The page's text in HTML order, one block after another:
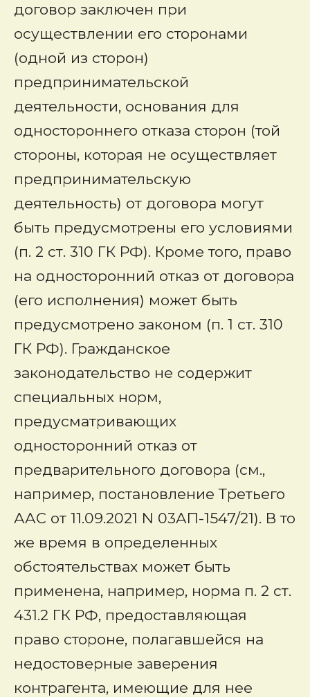
договор заключен при
осуществлении его сторонами
(одной из сторон)
предпринимательской
деятельности, основания для
одностороннего отказа сторон (той
стороны, которая не осуществляет
предпринимательскую
деятельность) от договора могут
быть предусмотрены его условиями
(п. 2 ст. 310 ГК РФ). Кроме того, право
на односторонний отказ от договора
(его исполнения) может быть
предусмотрено законом (п. 1 ст. 310
ГК РФ). Гражданское
законодательство не содержит
специальных норм,
предусматривающих
односторонний отказ от
предварительного договора (см.,
например, постановление Третьего
ААС от 11.09.2021 N 03АП-1547/21). В то
же время в определенных
обстоятельствах может быть
применена, например, норма п. 2 ст.
431.2 ГК РФ, предоставляющая
право стороне, полагавшейся на
недостоверные заверения
контрагента, имеющие для нее